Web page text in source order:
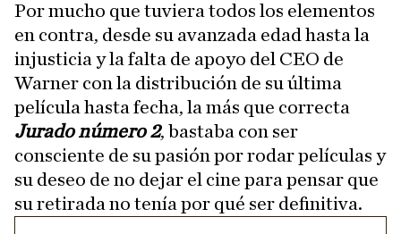
Por mucho que tuviera todos los elementos
en contra, desde su avanzada edad hasta la
injusticia y la falta de apoyo del CEO de
Warner con la distribución de su última
película hasta fecha, la más que correcta
Jurado número 2, bastaba con ser
consciente de su pasión por rodar películas y
su deseo de no dejar el cine para pensar que
su retirada no tenía por qué ser definitiva.